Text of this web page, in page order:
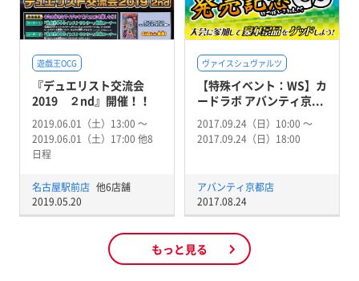
遊戯王OCG
『デュエリスト交流会
2019 ２nd』開催！！
2019.06.01（土）13:00 〜
2019.06.01（土）17:00 他8
日程
名古屋駅前店 他6店舗
2019.05.20
ヴァイスシュヴァルツ
【特殊イベント：WS】カ
ードラボ アバンティ京...
2017.09.24（日）10:00 〜
2017.09.24（日）18:00
アバンティ京都店
2017.08.24
もっと見る